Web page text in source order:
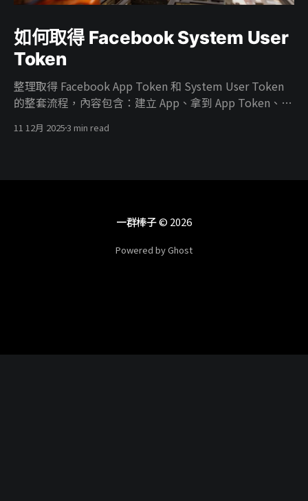
如何取得 Facebook System User
Token
整理取得 Facebook App Token 和 System User Token
的整套流程，內容包含：建立 App、拿到 App Token、在
User、把 App 掛進 Business、開 ads_read／
11 12月 20253 min read
一群棒子© 2026
Powered by Ghost